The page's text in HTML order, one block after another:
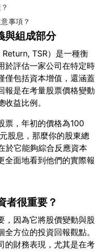
事項？
與組成部分
TSR）是一種衡
於評估一家公司在特定時
僅包括資本增值，還涵蓋
報是在考量股票價格變動
票，年初的價格為100
股息，那麼你的股東總
於它能夠綜合反應資本
全面地看到他們的實際報
者很重要？
，因為它將股價變動與股
方位的投資回報觀點。
的財務表現，尤其是在考